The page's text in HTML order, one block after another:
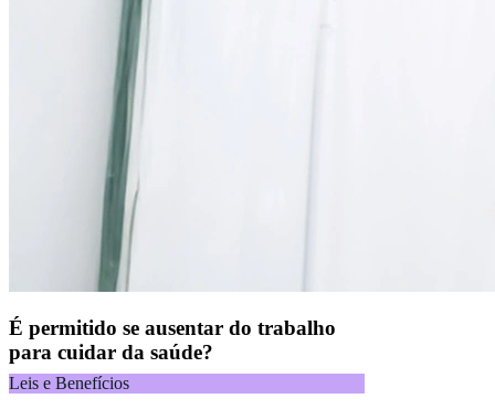
É permitido se ausentar do trabalho
para cuidar da saúde?
Leis e Benefícios